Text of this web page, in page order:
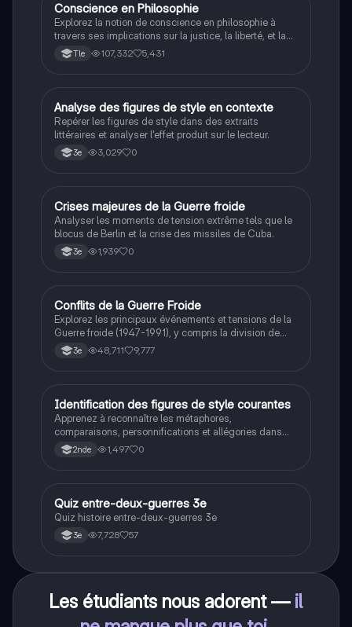
Philosophie
Conscience en Philosophie
Explorez la notion de conscience en philosophie à
travers ses implications sur la justice, la liberté, et la
connaissance. Cette fiche de révision aborde les
débats philosophiques sur la conscience, le cogito, et
étudiants en philosophie cherchant à approfondir leur
compréhension des enjeux éthiques et existentiels.
Tle 107,332 5,431
AFrançais
Analyse des figures de style en contexte
Repérer les figures de style dans des extraits
littéraires et analyser l'effet produit sur le lecteur.
3e 3,029 0
CHistoire
Crises majeures de la Guerre froide
Analyser les moments de tension extrême tels que le
blocus de Berlin et la crise des missiles de Cuba.
3e 1,939 0
Histoire
Conflits de la Guerre Froide
Explorez les principaux événements et tensions de la
Guerre froide (1947-1991), y compris la division de
l'Allemagne, la crise de Cuba, la guerre du Vietnam, et
la course à l'espace. Cette fiche de révision couvre les
historique.
3e 48,711 9,777
IFrançais
Identification des figures de style courantes
Apprenez à reconnaître les métaphores,
comparaisons, personnifications et allégories dans
des phrases simples.
2nde 1,497 0
QHistoire
Quiz entre-deux-guerres 3e
Quiz histoire entre-deux-guerres 3e
3e 7,728 57
Les étudiants nous adorent — il